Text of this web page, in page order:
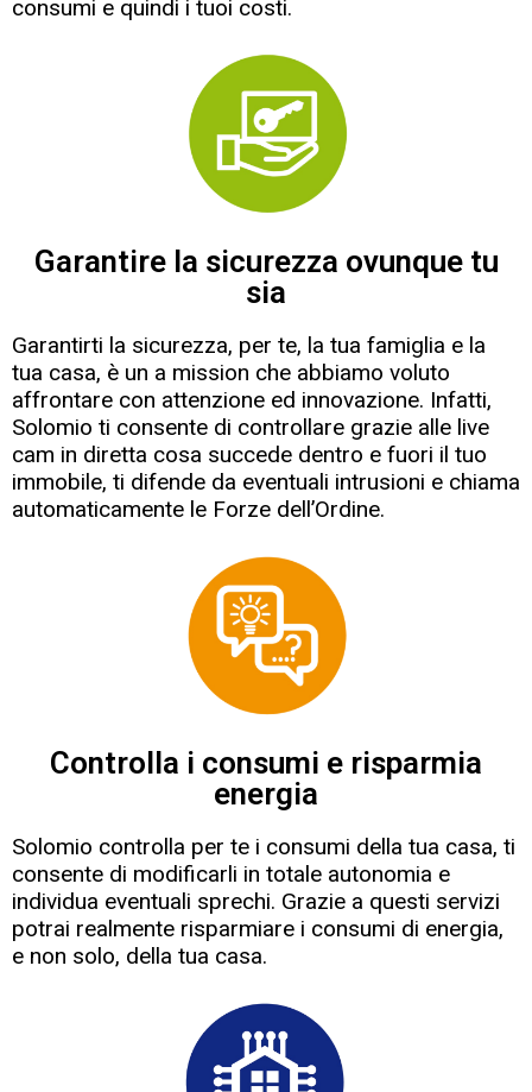
consumi e quindi i tuoi costi.
Garantire la sicurezza ovunque tu
sia
Garantirti la sicurezza, per te, la tua famiglia e la
tua casa, è un a mission che abbiamo voluto
affrontare con attenzione ed innovazione. Infatti,
Solomio ti consente di controllare grazie alle live
cam in diretta cosa succede dentro e fuori il tuo
immobile, ti difende da eventuali intrusioni e chiama
automaticamente le Forze dell’Ordine.
Controlla i consumi e risparmia
energia
Solomio controlla per te i consumi della tua casa, ti
consente di modificarli in totale autonomia e
individua eventuali sprechi. Grazie a questi servizi
potrai realmente risparmiare i consumi di energia,
e non solo, della tua casa.